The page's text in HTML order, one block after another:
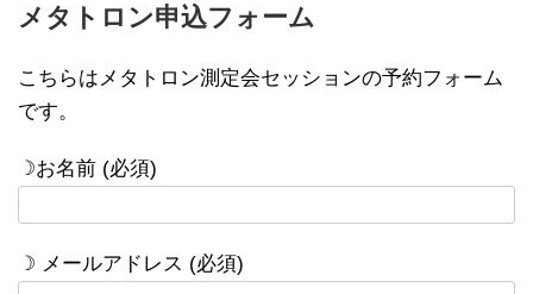
メタトロン申込フォーム
こちらはメタトロン測定会セッションの予約フォーム
です。
☽お名前 (必須)
☽ メールアドレス (必須)